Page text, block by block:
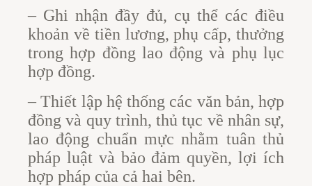
– Ghi nhận đầy đủ, cụ thể các điều
khoản về tiền lương, phụ cấp, thưởng
trong hợp đồng lao động và phụ lục
hợp đồng.
– Thiết lập hệ thống các văn bản, hợp
đồng và quy trình, thủ tục về nhân sự,
lao động chuẩn mực nhằm tuân thủ
pháp luật và bảo đảm quyền, lợi ích
hợp pháp của cả hai bên.